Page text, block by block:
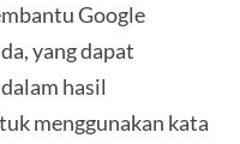
Google
yang dapat
hasil
menggunakan kata